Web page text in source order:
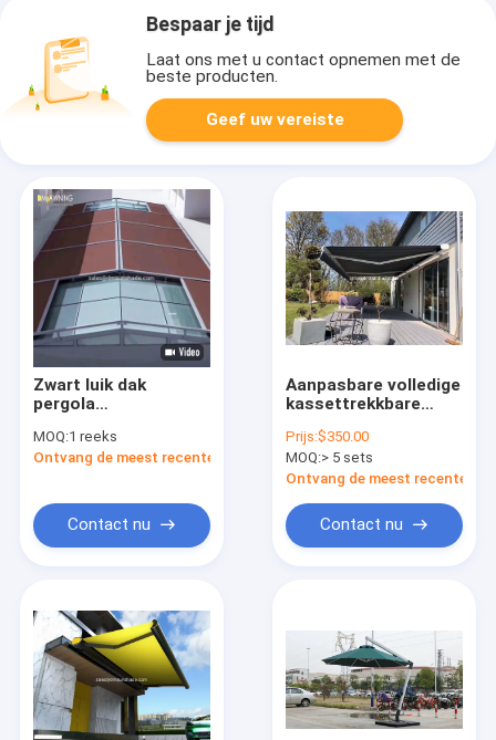
Bespaar je tijd
Laat ons met u contact opnemen met de
beste producten.
Geef uw vereiste
Zwart luik dak
pergola
afstandsbediening
luifel
MOQ:1 reeks
Ontvang de meest recente Prijs
Contact nu
Aanpasbare volledige
kassettrekkbare
veelzijdige wand- of
plafondmontage
Prijs:$350.00
MOQ:> 5 sets
Ontvang de meest recente
Contact nu